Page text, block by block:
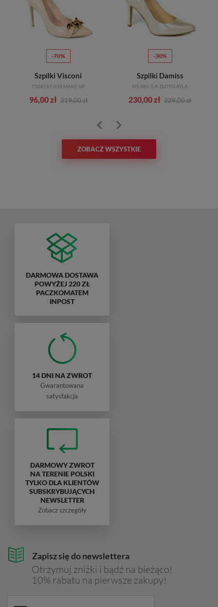
-70%
Szpilki Visconi
7508557-038 MAKE UP
96,00 zł 319,00 zł
-30%
Szpilki Damiss
DS-585-1-A ZŁOTO AYLA
230,00 zł 329,00 zł
ZOBACZ WSZYSTKIE
Zapisz się do newslettera
Otrzymuj zniżki i bądź na bieżąco!
10% rabatu na pierwsze zakupy!
DARMOWA DOSTAWA
POWYŻEJ 220 ZŁ
PACZKOMATEM
INPOST
14 DNI NA ZWROT
Gwarantowana
satysfakcja
DARMOWY ZWROT
NA TERENIE POLSKI
TYLKO DLA KLIENTÓW
SUBSKRYBUJĄCYCH
NEWSLETTER
Zobacz szczegóły